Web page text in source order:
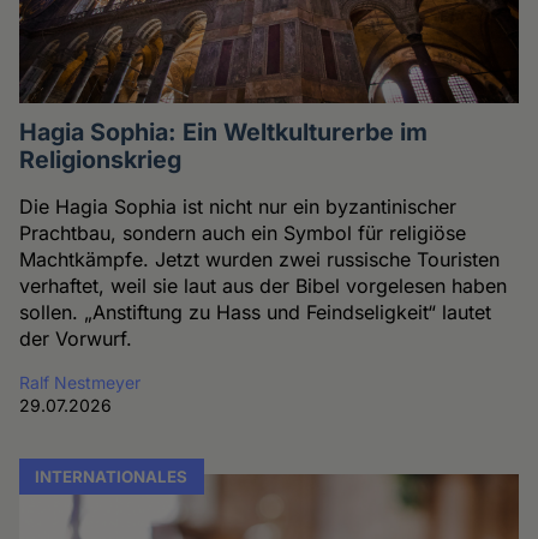
Hagia Sophia: Ein Weltkulturerbe im
Religionskrieg
Die Hagia Sophia ist nicht nur ein byzantinischer
Prachtbau, sondern auch ein Symbol für religiöse
Machtkämpfe. Jetzt wurden zwei russische Touristen
verhaftet, weil sie laut aus der Bibel vorgelesen haben
sollen. „Anstiftung zu Hass und Feindseligkeit“ lautet
der Vorwurf.
Ralf Nestmeyer
29.07.2026
INTERNATIONALES